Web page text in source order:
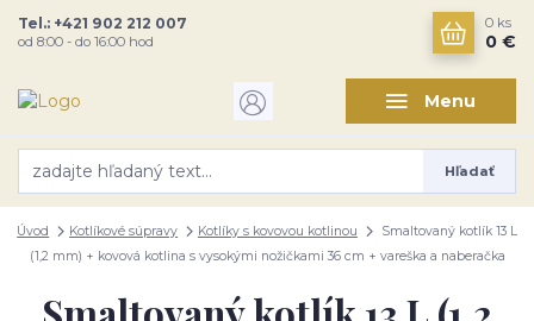
Menu
Hľadať
Tel.: +421 902 212 007
od 8:00 - do 16:00 hod
0 ks
0 €
Úvod Kotlíkové súpravy Kotlíky s kovovou kotlinou
Smaltovaný kotlík 13 L
(1,2 mm) + kovová kotlina s vysokými nožičkami 36 cm + vareška a naberačka